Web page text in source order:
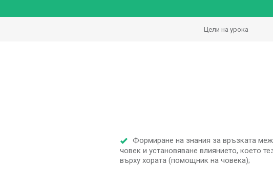
Цели на урока
Формиране на знания за връзката
човек и установяване влиянието, което
върху хората (помощник на човека);